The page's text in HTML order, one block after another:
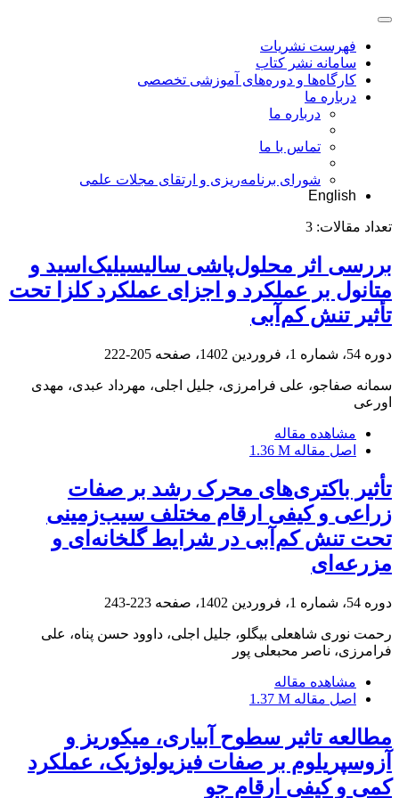
فهرست نشریات
سامانه نشر کتاب
کارگاه‌ها و دوره‌های آموزشی تخصصی
درباره ما
درباره ما
تماس با ما
شورای برنامه‌ریزی و ارتقای مجلات علمی
English
تعداد مقالات: 3
بررسی اثر محلول‌پاشی سالیسیلیک‌اسید و
متانول بر عملکرد و اجزای عملکرد کلزا تحت
تأثیر تنش کم‌آبی
دوره 54، شماره 1، فروردین 1402، صفحه 205-222
سمانه صفاجو، علی فرامرزی، جلیل اجلی، مهرداد عبدی، مهدی
اورعی
مشاهده مقاله
اصل مقاله 1.36 M
تأثیر باکتری‌های محرک رشد بر صفات
زراعی و کیفی ارقام مختلف سیب‌زمینی
تحت تنش کم‌آبی در شرایط گلخانه‌ای و
مزرعه‌ای
دوره 54، شماره 1، فروردین 1402، صفحه 223-243
رحمت نوری شاهعلی بیگلو، جلیل اجلی، داوود حسن پناه، علی
فرامرزی، ناصر محبعلی پور
مشاهده مقاله
اصل مقاله 1.37 M
مطالعه تاثیر سطوح آبیاری، میکوریز و
آزوسپریلوم بر صفات فیزیولوژیک، عملکرد
کمی و کیفی ارقام جو